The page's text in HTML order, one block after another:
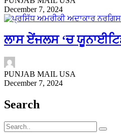
December 7, 2024
ਲਾਸ ਏਂਜਲਸ ‘ਚ
PUNJAB MAIL USA
December 7, 2024
Search